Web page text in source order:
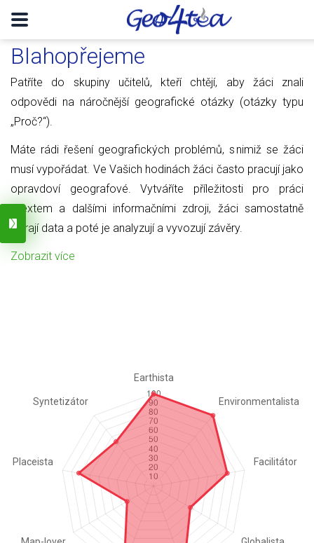
Blahopřejeme
Patříte do skupiny učitelů, kteří chtějí, aby žáci znali
odpovědi na náročnější geografické otázky (otázky typu
„Proč?“).
Máte rádi řešení geografických problémů, s nimiž se žáci
musí vypořádat. Ve Vašich hodinách žáci často pracují jako
opravdoví geografové. Vytváříte příležitosti pro práci
s textem a dalšími informačními zdroji, žáci samostatně
sbírají data a poté je analyzují a vyvozují závěry.
Zobrazit více